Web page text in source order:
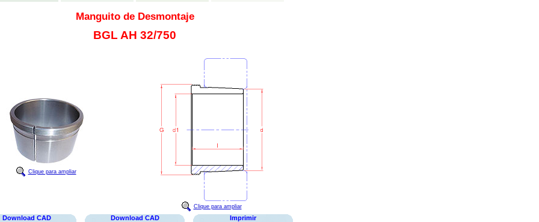
Manguito de Desmontaje
BGL AH 32/750
Clique para ampliar
Clique para ampliar
Download CAD
Download CAD
Imprimir